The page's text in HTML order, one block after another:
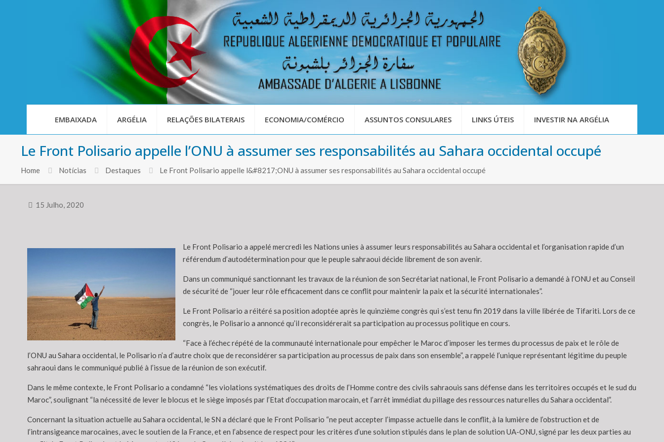
EMBAIXADA ARGÉLIA RELAÇÕES BILATERAIS ECONOMIA/COMÉRCIO ASSUNTOS CONSULARES LINKS ÚTEIS INVESTIR NA ARGÉLIA
Le Front Polisario appelle l’ONU à assumer ses responsabilités au Sahara occidental occupé
Home Notícias Destaques Le Front Polisario appelle l&#8217;ONU à assumer ses responsabilités au Sahara occidental occupé
15 Julho, 2020
Le Front Polisario a appelé mercredi les Nations unies à assumer leurs responsabilités au Sahara occidental et l’organisation rapide d’un
référendum d’autodétermination pour que le peuple sahraoui décide librement de son avenir.
Dans un communiqué sanctionnant les travaux de la réunion de son Secrétariat national, le Front Polisario a demandé à l’ONU et au Conseil
de sécurité de “jouer leur rôle efficacement dans ce conflit pour maintenir la paix et la sécurité internationales”.
Le Front Polisario a réitéré sa position adoptée après le quinzième congrès qui s’est tenu fin 2019 dans la ville libérée de Tifariti. Lors de ce
congrès, le Polisario a annoncé qu’il reconsidérerait sa participation au processus politique en cours.
“Face à l’échec répété de la communauté internationale pour empêcher le Maroc d’imposer les termes du processus de paix et le rôle de
l’ONU au Sahara occidental, le Polisario n’a d’autre choix que de reconsidérer sa participation au processus de paix dans son ensemble”, a rappelé l’unique représentant légitime du peuple
sahraoui dans le communiqué publié à l’issue de la réunion de son exécutif.
Dans le même contexte, le Front Polisario a condamné “les violations systématiques des droits de l’Homme contre des civils sahraouis sans défense dans les territoires occupés et le sud du
Maroc”, soulignant “la nécessité de lever le blocus et le siège imposés par l’Etat d’occupation marocain, et l’arrêt immédiat du pillage des ressources naturelles du Sahara occidental”.
Concernant la situation actuelle au Sahara occidental, le SN a déclaré que le Front Polisario “ne peut accepter l’impasse actuelle dans le conflit, à la lumière de l’obstruction et de
l’intransigeance marocaines, avec le soutien de la France, et en l’absence de respect pour les critères d’une solution stipulés dans le plan de solution UA-ONU, signé par les deux parties au